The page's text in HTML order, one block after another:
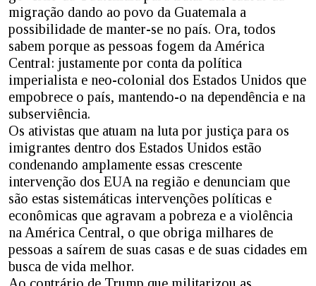
migração dando ao povo da Guatemala a
possibilidade de manter-se no país. Ora, todos
sabem porque as pessoas fogem da América
Central: justamente por conta da política
imperialista e neo-colonial dos Estados Unidos que
empobrece o país, mantendo-o na dependência e na
subserviência.
Os ativistas que atuam na luta por justiça para os
imigrantes dentro dos Estados Unidos estão
condenando amplamente essas crescente
intervenção dos EUA na região e denunciam que
são estas sistemáticas intervenções políticas e
econômicas que agravam a pobreza e a violência
na América Central, o que obriga milhares de
pessoas a saírem de suas casas e de suas cidades em
busca de vida melhor.